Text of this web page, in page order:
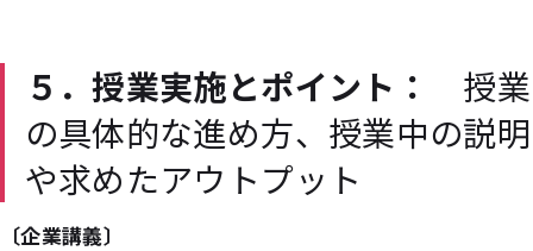
５．授業実施とポイント：
授業
の具体的な進め方、授業中の説明
や求めたアウトプット
〔企業講義〕